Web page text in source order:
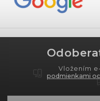
Vložením
podmienkami